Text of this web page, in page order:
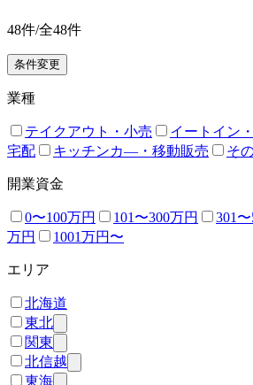
48件/全48件
条件変更
業種
テイクアウト・小売 イートイン
宅配
キッチンカ―・移動販売 そ
開業資金
0〜100万円 101〜300万円 301
万円
1001万円〜
エリア
北海道
東北
関東
北信越
東海